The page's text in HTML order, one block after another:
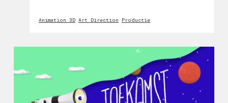
Animation 3D Art Direction Productie